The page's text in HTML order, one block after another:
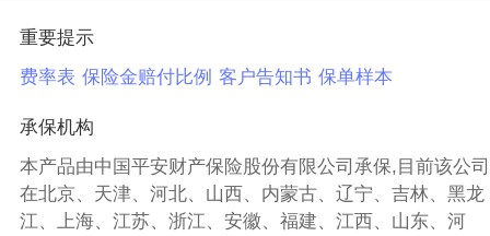
重要提示
费率表 保险金赔付比例 客户告知书 保单样本
承保机构
本产品由中国平安财产保险股份有限公司承保,目前该公司
在北京、天津、河北、山西、内蒙古、辽宁、吉林、黑龙
江、上海、江苏、浙江、安徽、福建、江西、山东、河